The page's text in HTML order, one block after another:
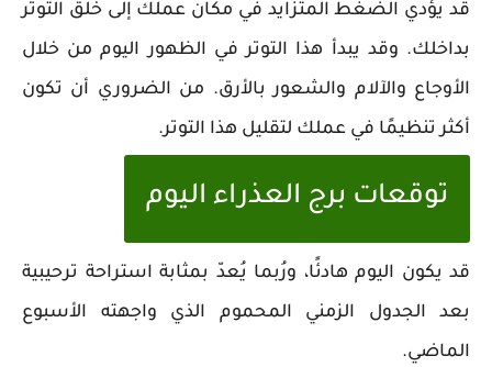
قد يؤدي الضغط المتزايد في مكان عملك إلى خلق التوتر
بداخلك. وقد يبدأ هذا التوتر في الظهور اليوم من خلال
الأوجاع والآلام والشعور بالأرق. من الضروري أن تكون
أكثر تنظيمًا في عملك لتقليل هذا التوتر.
توقعات برج العذراء اليوم
قد يكون اليوم هادئًا، ورُبما يُعدّ بمثابة استراحة ترحيبية
بعد الجدول الزمني المحموم الذي واجهته الأسبوع
الماضي.